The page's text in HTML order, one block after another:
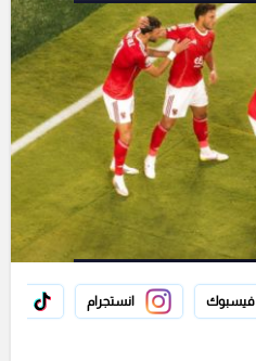
فيسبوك انستجرام